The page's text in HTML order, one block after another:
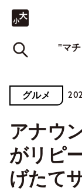
"マチ
グルメ
アナウ
がリピ
げたて